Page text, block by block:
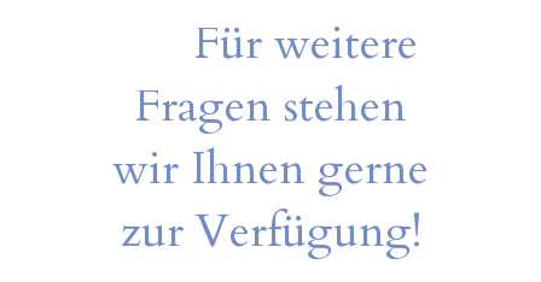
Für weitere
Fragen stehen
wir Ihnen gerne
zur Verfügung!